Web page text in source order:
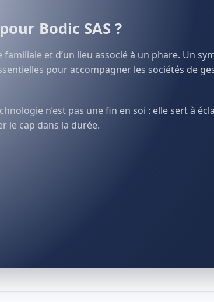
Bodic SAS ?
familiale et d’un lieu associé à un phare. Un
pour accompagner les sociétés de
n’est pas une fin en soi : elle sert à
le cap dans la durée.